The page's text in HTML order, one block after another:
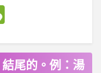
WeChat
尾的。例：湯